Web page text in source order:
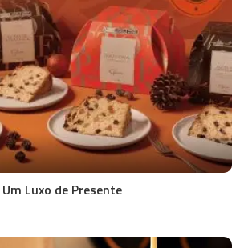
Luxo de Presente